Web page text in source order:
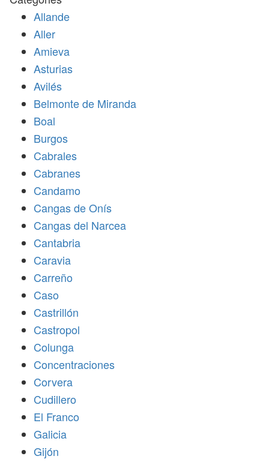
Allande
Aller
Amieva
Asturias
Avilés
Belmonte de Miranda
Boal
Burgos
Cabrales
Cabranes
Candamo
Cangas de Onís
Cangas del Narcea
Cantabria
Caravia
Carreño
Caso
Castrillón
Castropol
Colunga
Concentraciones
Corvera
Cudillero
El Franco
Galicia
Gijón